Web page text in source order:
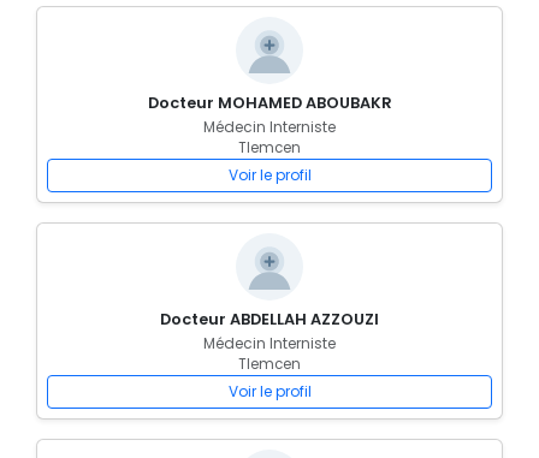
Docteur MOHAMED ABOUBAKR
Médecin Interniste
Tlemcen
Voir le profil
Docteur ABDELLAH AZZOUZI
Médecin Interniste
Tlemcen
Voir le profil